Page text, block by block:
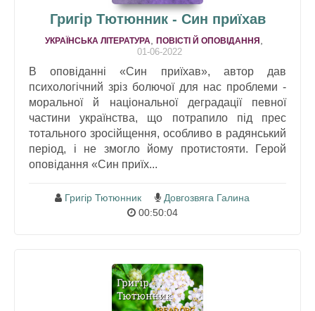
Григір Тютюнник - Син приїхав
УКРАЇНСЬКА ЛІТЕРАТУРА ПОВІСТІ Й ОПОВІДАННЯ
01-06-2022
В оповіданні «Син приїхав», автор дав
психологічний зріз болючої для нас проблеми -
моральної й національної деградації певної
частини українства, що потрапило під прес
тотального зросійщення, особливо в радянський
період, і не змогло йому протистояти. Герой
оповідання «Син приїх...
Григір Тютюнник
Довгозвяга Галина
00:50:04